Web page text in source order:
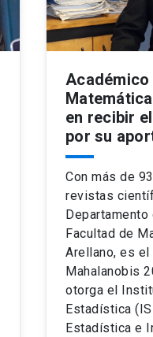
Académico
en recibir
por su
Con más de
revistas
Facultad de
Arellano, es
Mahalanobis
otorga el
Estadística
Estadística e